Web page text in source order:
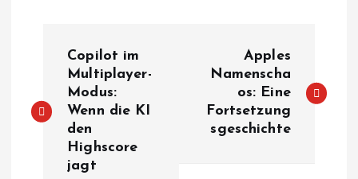
i
Copilot im
Multiplayer-
Modus:
Wenn die KI
den
Highscore
jagt
Apples
Namenscha
os: Eine
Fortsetzung
sgeschichte